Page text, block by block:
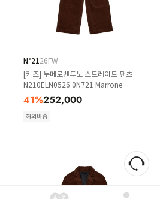
N°2126FW
[키즈] 누메로벤투노 스트레이트 팬츠
N210ELN0526 0N721 Marrone
41%252,000
해외배송